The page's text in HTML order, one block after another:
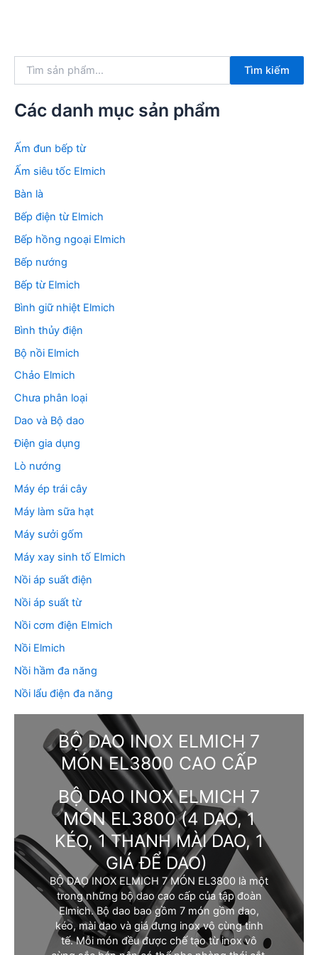
k
m
Tìm kiếm
Các danh mục sản phẩm
Ấm đun bếp từ
Ấm siêu tốc Elmich
Bàn là
Bếp điện từ Elmich
Bếp hồng ngoại Elmich
Bếp nướng
Bếp từ Elmich
Bình giữ nhiệt Elmich
Bình thủy điện
Bộ nồi Elmich
Chảo Elmich
Chưa phân loại
Dao và Bộ dao
Điện gia dụng
Lò nướng
Máy ép trái cây
Máy làm sữa hạt
Máy sưởi gốm
Máy xay sinh tố Elmich
Nồi áp suất điện
Nồi áp suất từ
Nồi cơm điện Elmich
Nồi Elmich
Nồi hầm đa năng
Nồi lẩu điện đa năng
BỘ DAO INOX ELMICH 7
MÓN EL3800 CAO CẤP
BỘ DAO INOX ELMICH 7
MÓN EL3800(4 DAO, 1
KÉO, 1 THANH MÀI DAO, 1
GIÁ ĐỂ DAO)
BỘ DAO INOX ELMICH 7 MÓN EL3800 là một
trong những bộ dao cao cấp của tập đoàn
Elmich. Bộ dao bao gồm 7 món gồm dao,
kéo, mài dao và giá đựng inox vô cùng tinh
tế. Mỗi món đều được chế tạo từ inox vô